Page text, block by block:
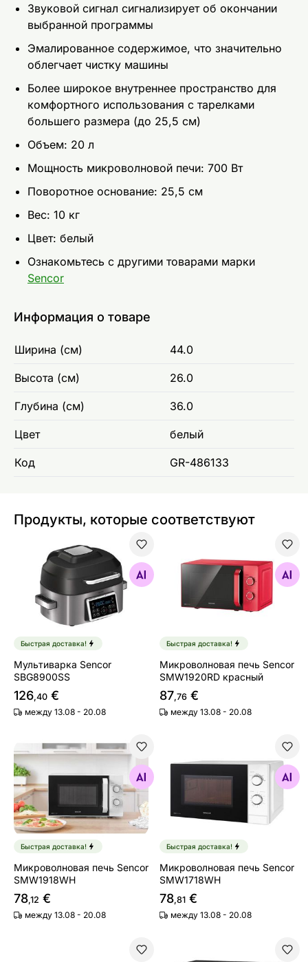
Звуковой сигнал сигнализирует об окончании
выбранной программы
Эмалированное содержимое, что значительно
облегчает чистку машины
Более широкое внутреннее пространство для
комфортного использования с тарелками
большего размера (до 25,5 см)
Объeм: 20 л
Мощность микроволновой печи: 700 Вт
Поворотное основание: 25,5 см
Вес: 10 кг
Цвет: белый
Ознакомьтесь с другими товарами марки
Sencor
Информация о товаре
Ширина (см) 44.0
Высота (см) 26.0
Глубина (см) 36.0
Цвет белый
Код GR-486133
Продукты, которые соответствуют
Мультиварка Sencor SBG8900SS
Найдите похожие
Быстрая доставка!
Мультиварка Sencor
SBG8900SS
126,40 €
между 13.08 - 20.08
Микроволновая печь
Найдите похожие
Быстрая доставка!
Микроволновая печь Sencor
SMW1920RD красный
87,76 €
между 13.08 - 20.08
Микроволновая печь Sencor SMW1918WH
Найдите похожие
Быстрая доставка!
Микроволновая печь Sencor
SMW1918WH
78,12 €
между 13.08 - 20.08
Микроволновая печь
Найдите похожие
Быстрая доставка!
Микроволновая печь Sencor
SMW1718WH
78,81 €
между 13.08 - 20.08